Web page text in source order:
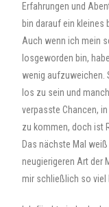
Erfahrungen und
bin darauf ein kleines
Auch wenn ich mein
losgeworden bin,
wenig aufzuweichen.
los zu sein und
verpasste Chancen,
zu kommen, doch ist
Das nächste Mal
neugierigeren Art der
mir schließlich so viel